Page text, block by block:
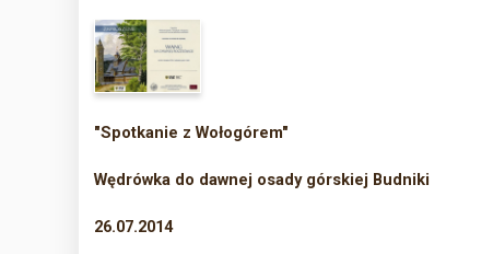
"Spotkanie z Wołogórem"
Wędrówka do dawnej osady górskiej Budniki
26.07.2014